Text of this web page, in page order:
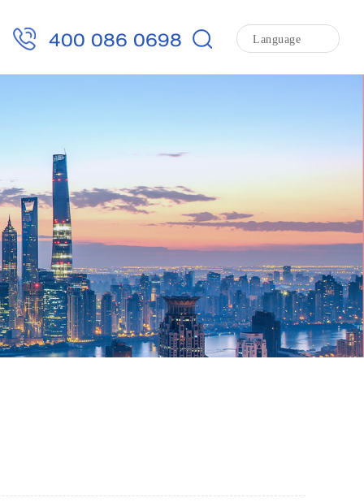
400 086 0698 Language